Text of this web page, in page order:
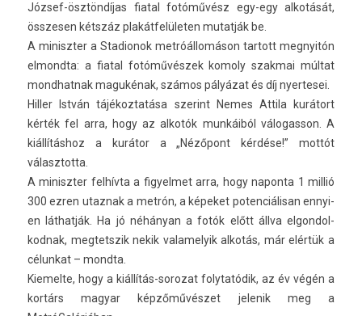
József-ösztöndíjas fiat­al fotóművész egy-egy alkotását,
összes­en kétszáz plakátfelületen mutat­ják be.
A miniszt­er a Stadionok metróállomáson tar­tott meg­nyitón
el­mondta: a fiat­al fotóművészek komo­ly szak­mai múltat
mondhat­nak magukénak, számos pályázat és díj nyer­tesei.
Hill­er István tájékoz­tatása szerint Nemes At­tila kurátort
kérték fel arra, hogy az alkotók munkáiból válogas­son. A
kiállításhoz a kurátor a „Nézőpont kérdése!” mottót
választot­ta.
A miniszt­er felhívta a figyel­met arra, hogy napon­ta 1 millió
300 ezren utaz­nak a metrón, a képeket poten­ciálisan en­nyi­
en láthatják. Ha jó néhányan a fotók előtt állva el­gondol­
kodnak, meg­tetszik nekik valamelyik alkotás, már elértük a
célun­kat – mondta.
Kiemel­te, hogy a kiállítás-sorozat folytatódik, az év végén a
kortárs magyar képzőművészet jelenik meg a